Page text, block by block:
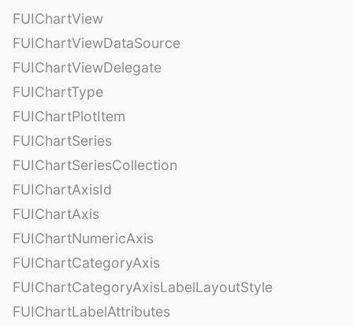
FUIChartView
FUIChartViewDataSource
FUIChartViewDelegate
FUIChartType
FUIChartPlotItem
FUIChartSeries
FUIChartSeriesCollection
FUIChartAxisId
FUIChartAxis
FUIChartNumericAxis
FUIChartCategoryAxis
FUIChartCategoryAxisLabelLayoutStyle
FUIChartLabelAttributes